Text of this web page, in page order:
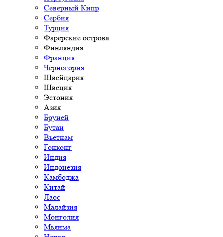
Северный Кипр
Сербия
Турция
Фарерские острова
Финляндия
Франция
Черногория
Швейцария
Швеция
Эстония
Азия
Бруней
Бутан
Вьетнам
Гонконг
Индия
Индонезия
Камбоджа
Китай
Лаос
Малайзия
Монголия
Мьянма